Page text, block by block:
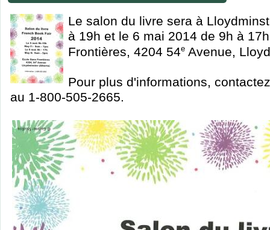
Le salon du livre sera à
à 19h et le 6 mai 2014 de 9h à
Frontières, 4204 54e Avenue,
Pour plus d'informations,
au 1-800-505-2665.